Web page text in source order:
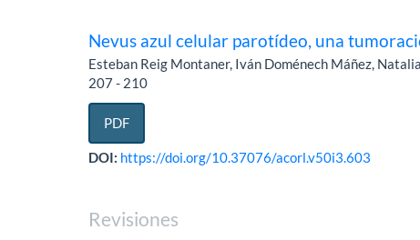
Nevus azul celular parotídeo, una
Esteban Reig Montaner, Iván Doménech Máñez,
207 - 210
PDF
DOI: https://doi.org/10.37076/acorl.v50i3.603
Revisiones